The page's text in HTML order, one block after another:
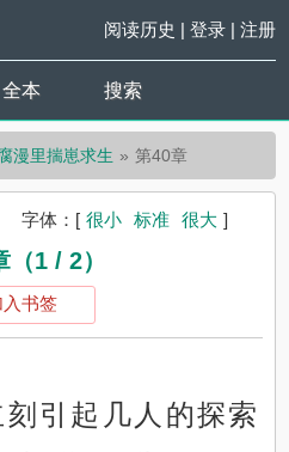
阅读历史 | 登录| 注册
全本 搜索
漫里揣崽求生 第40章
字体： [ 很小 标准 很大 ]
1 / 2）
入书签
引起几人的探索